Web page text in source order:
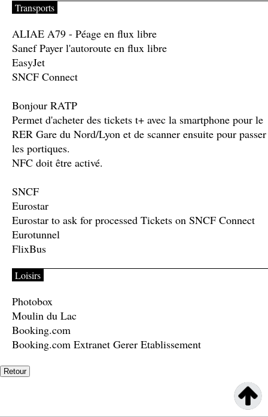
Transports
ALIAE A79 - Péage en flux libre
Sanef Payer l'autoroute en flux libre
EasyJet
SNCF Connect
Bonjour RATP
Permet d'acheter des tickets t+ avec la smartphone pour le
RER Gare du Nord/Lyon et de scanner ensuite pour passer
les portiques.
NFC doit être activé.
SNCF
Eurostar
Eurostar to ask for processed Tickets on SNCF Connect
Eurotunnel
FlixBus
Loisirs
Photobox
Moulin du Lac
Booking.com
Booking.com Extranet Gerer Etablissement